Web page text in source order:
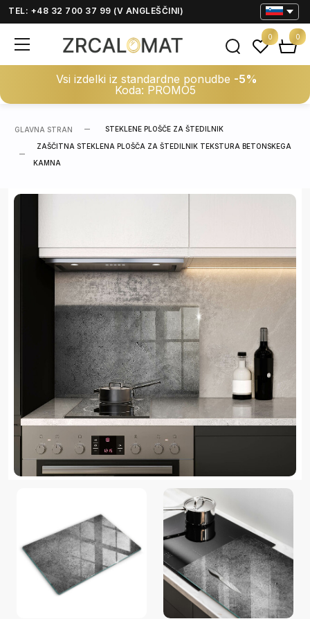
TEL: +48 32 700 37 99 (V ANGLEŠČINI)
Vsi izdelki iz standardne ponudbe -5%
Koda: PROMO5
0 0
GLAVNA STRAN STEKLENE PLOŠČE ZA ŠTEDILNIK
ZAŠČITNA STEKLENA PLOŠČA ZA ŠTEDILNIK TEKSTURA BETONSKEGA
KAMNA